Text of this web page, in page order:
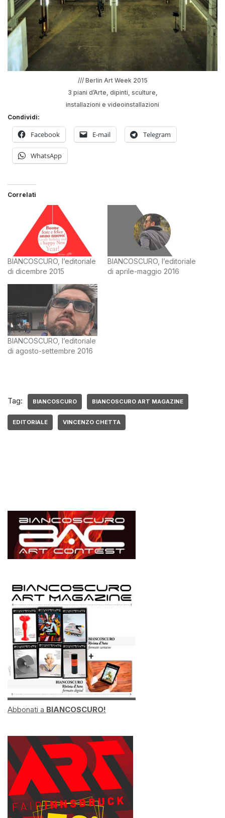
/// Berlin Art Week 2015
3 piani d’Arte, dipinti, sculture,
installazioni e videoinstallazioni
Condividi:
Facebook E-mail Telegram
WhatsApp
Correlati
BIANCOSCURO, l’editoriale
di dicembre 2015
BIANCOSCURO, l’editoriale
di aprile-maggio 2016
BIANCOSCURO, l’editoriale
di agosto-settembre 2016
Tag: BIANCOSCURO BIANCOSCURO ART MAGAZINE
EDITORIALE VINCENZO CHETTA
Abbonati a BIANCOSCURO!